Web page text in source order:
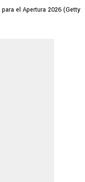
el Apertura 2026 (Getty